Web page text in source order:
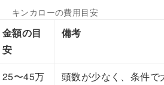
キンカローの費用目安
金額の目
安
備考
25〜45万
頭数が少なく、条件で